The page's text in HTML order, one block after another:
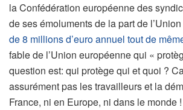
la Confédération européenne des
de ses émoluments de la part de
de 8 millions d’euro annuel tout de
fable de l’Union européenne qui «
question est: qui protège qui et quoi ?
assurément pas les travailleurs et la
France, ni en Europe, ni dans le monde